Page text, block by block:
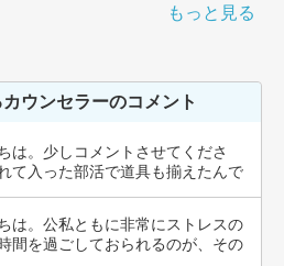
もっと見る
ウンセラーのコメント
は。少しコメントさせてくださ
て入った部活で道具も揃えたんで
は。公私ともに非常にストレスの
間を過ごしておられるのが、その